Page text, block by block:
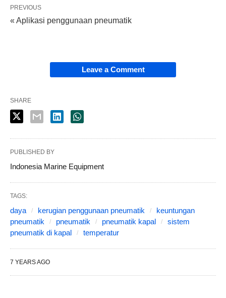
PREVIOUS
« Aplikasi penggunaan pneumatik
Leave a Comment
SHARE
PUBLISHED BY
Indonesia Marine Equipment
TAGS:
daya kerugian penggunaan pneumatik
keuntungan
pneumatik
pneumatik pneumatik kapal
sistem
pneumatik di kapal
temperatur
7 YEARS AGO